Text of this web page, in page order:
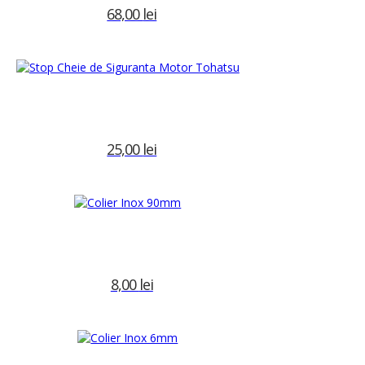
68,00 lei
25,00 lei
8,00 lei